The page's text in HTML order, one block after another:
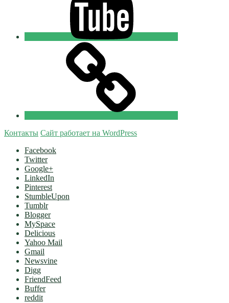
Православные
Добровольцы
Контакты Сайт работает на WordPress
Facebook
Twitter
Google+
LinkedIn
Pinterest
StumbleUpon
Tumblr
Blogger
MySpace
Delicious
Yahoo Mail
Gmail
Newsvine
Digg
FriendFeed
Buffer
reddit